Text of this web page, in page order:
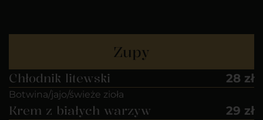
Zupy
Chłodnik litewski 28 zł
Botwina/jajo/świeże zioła
Krem z białych warzyw 29 zł